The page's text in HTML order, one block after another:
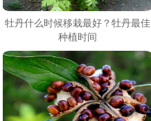
牡丹什么时候移栽最好？牡丹最佳
种植时间